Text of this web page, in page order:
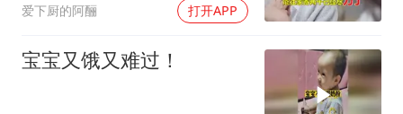
酒店回应车内过夜被收150元
乐享全民健身 共筑健康中国
爱下厨的阿酾 打开APP
宝宝又饿又难过！